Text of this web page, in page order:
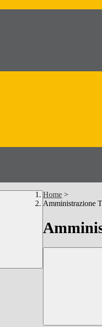
Home >
Amministrazione